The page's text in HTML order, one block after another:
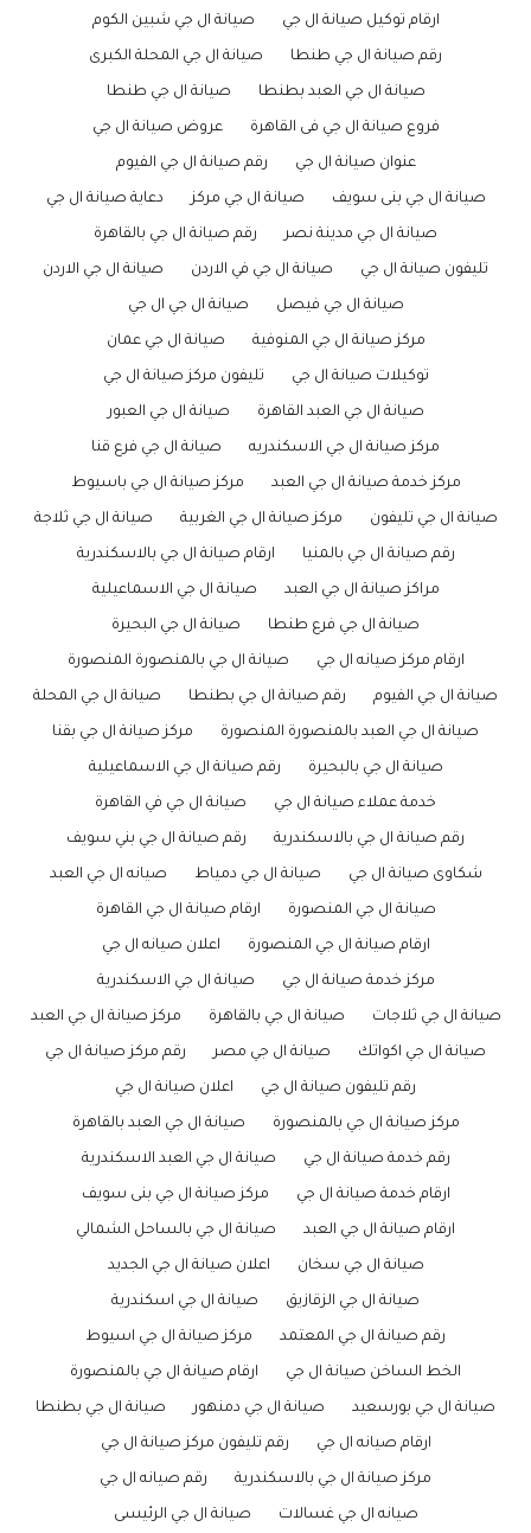
ارقام توكيل صيانة ال جي صيانة ال جي شبين الكوم
رقم صيانة ال جي طنطا صيانة ال جي المحلة الكبرى
صيانة ال جي العبد بطنطا صيانة ال جي طنطا
فروع صيانة ال جي فى القاهرة عروض صيانة ال جي
عنوان صيانة ال جي رقم صيانة ال جي الفيوم
صيانة ال جي بنى سويف صيانة ال جي مركز دعاية صيانة ال جي
صيانة ال جي مدينة نصر رقم صيانة ال جي بالقاهرة
تليفون صيانة ال جي صيانة ال جي في الاردن صيانة ال جي الاردن
صيانة ال جي فيصل صيانة ال جي ال جي
مركز صيانة ال جي المنوفية صيانة ال جي عمان
توكيلات صيانة ال جي تليفون مركز صيانة ال جي
صيانة ال جي العبد القاهرة صيانة ال جي العبور
مركز صيانة ال جي الاسكندريه صيانة ال جي فرع قنا
مركز خدمة صيانة ال جي العبد مركز صيانة ال جي باسيوط
صيانة ال جي تليفون مركز صيانة ال جي الغربية صيانة ال جي ثلاجة
رقم صيانة ال جي بالمنيا ارقام صيانة ال جي بالاسكندرية
مراكز صيانة ال جي العبد صيانة ال جي الاسماعيلية
صيانة ال جي فرع طنطا صيانة ال جي البحيرة
ارقام مركز صيانه ال جي صيانة ال جي بالمنصورة المنصورة
صيانة ال جي الفيوم رقم صيانة ال جي بطنطا صيانة ال جي المحلة
صيانة ال جي العبد بالمنصورة المنصورة مركز صيانة ال جي بقنا
صيانة ال جي بالبحيرة رقم صيانة ال جي الاسماعيلية
خدمة عملاء صيانة ال جي صيانة ال جي في القاهرة
رقم صيانة ال جي بالاسكندرية رقم صيانة ال جي بني سويف
شكاوى صيانة ال جي صيانة ال جي دمياط صيانه ال جي العبد
صيانة ال جي المنصورة ارقام صيانة ال جي القاهرة
ارقام صيانة ال جي المنصورة اعلان صيانه ال جي
مركز خدمة صيانة ال جي صيانة ال جي الاسكندرية
صيانة ال جي ثلاجات صيانة ال جي بالقاهرة مركز صيانة ال جي العبد
صيانة ال جي اكواتك صيانة ال جي مصر رقم مركز صيانة ال جي
رقم تليفون صيانة ال جي اعلان صيانة ال جي
مركز صيانة ال جي بالمنصورة صيانة ال جي العبد بالقاهرة
رقم خدمة صيانة ال جي صيانة ال جي العبد الاسكندرية
ارقام خدمة صيانة ال جي مركز صيانة ال جي بنى سويف
ارقام صيانة ال جي العبد صيانة ال جي بالساحل الشمالي
صيانة ال جي سخان اعلان صيانة ال جي الجديد
صيانة ال جي الزقازيق صيانة ال جي اسكندرية
رقم صيانة ال جي المعتمد مركز صيانة ال جي اسيوط
الخط الساخن صيانة ال جي ارقام صيانة ال جي بالمنصورة
صيانة ال جي بورسعيد صيانة ال جي دمنهور صيانة ال جي بطنطا
ارقام صيانه ال جي رقم تليفون مركز صيانة ال جي
مركز صيانة ال جي بالاسكندرية رقم صيانه ال جي
صيانه ال جي غسالات صيانة ال جي الرئيسى